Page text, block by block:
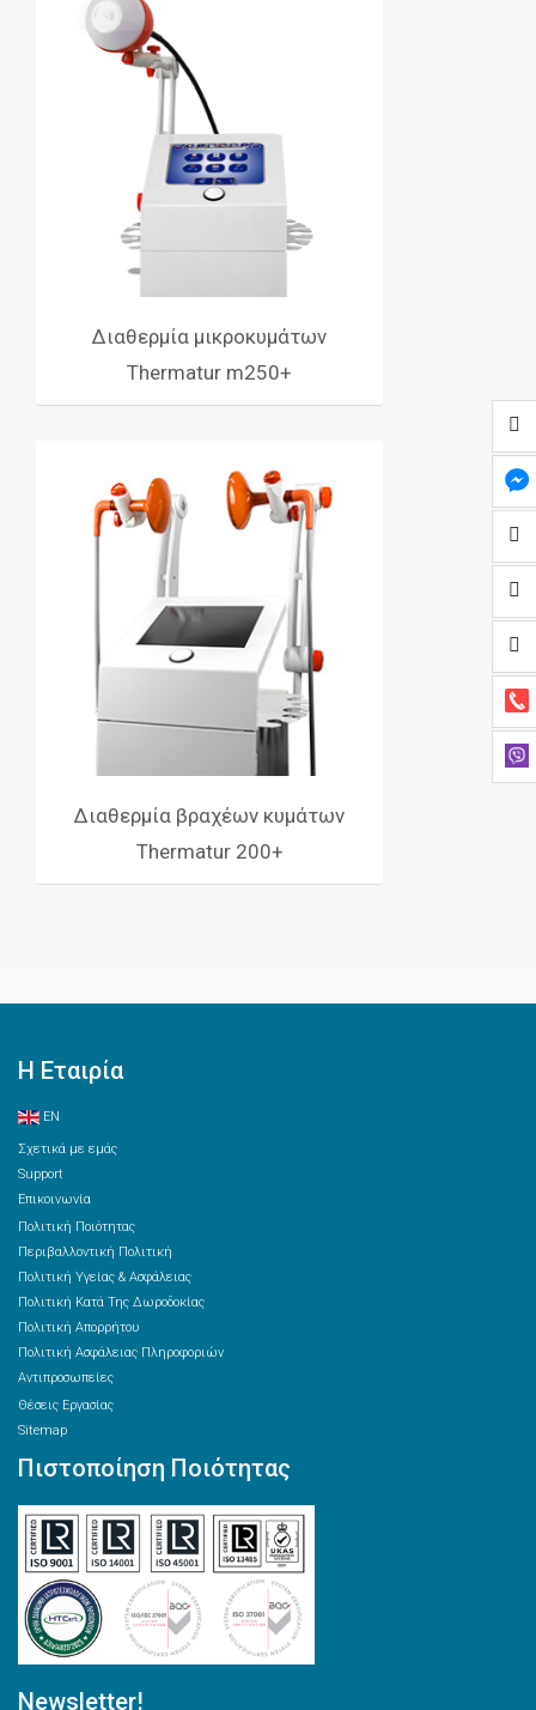
Διαθερμία μικροκυμάτων
Thermatur m250+
Διαθερμία βραχέων κυμάτων
Thermatur 200+
Η Εταιρία
EN
Σχετικά με εμάς
Support
Επικοινωνία
Πολιτική Ποιότητας
Περιβαλλοντική Πολιτική
Πολιτική Υγείας & Ασφάλειας
Πολιτική Κατά Της Δωροδοκίας
Πολιτική Απορρήτου
Πολιτική Ασφάλειας Πληροφοριών
Αντιπροσωπείες
Θέσεις Εργασίας
Sitemap
Πιστοποίηση Ποιότητας
Newsletter!